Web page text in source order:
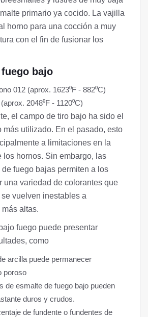
primario ya cocido. La vajilla
horno para una cocción a muy
con el fin de fusionar los
bajo
012 (aprox. 1623⁰F - 882⁰C)
2048⁰F - 1120⁰C)
el campo de tiro bajo ha sido el
más utilizado. En el pasado, esto
a limitaciones en la
los hornos. Sin embargo, las
de fuego bajas permiten a los
una variedad de colorantes que
vuelven inestables a
altas.
fuego puede presentar
como
arcilla puede permanecer
poroso
de esmalte de fuego bajo pueden
duros y crudos.
de fundente o fundentes de